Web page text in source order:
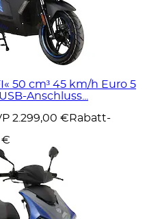
50 cm³ 45 km/h Euro 5
Anschluss...
2.299,00 € Rabatt-
€